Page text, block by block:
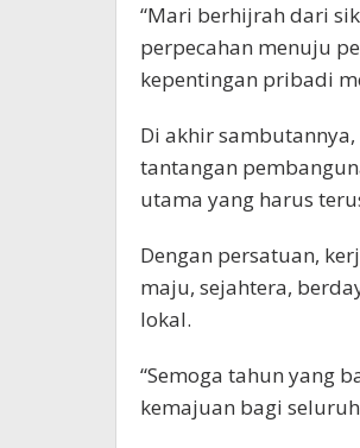
“Mari berhijrah dari
perpecahan menuju
kepentingan pribadi
Di akhir
tantangan
utama yang harus
Dengan persatuan,
maju, sejahtera,
lokal.
“Semoga tahun yang
kemajuan bagi